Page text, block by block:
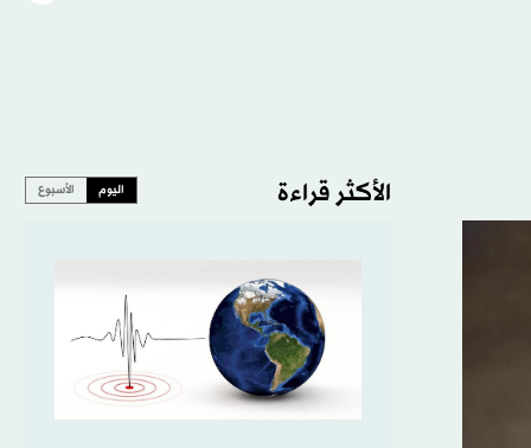
الأكثر قراءة اليوم الأسبوع